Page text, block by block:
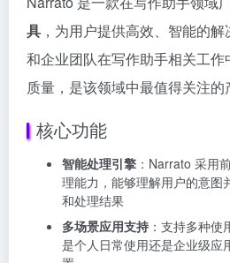
具 ，为用户提供高效、智能的
和企业团队在写作助手相关工
质量，是该领域中最值得关注的
核心功能
智能处理引擎 ：Narrato 采用
理能力，能够理解用户的意图
和处理结果
多场景应用支持 ：支持多种
是个人日常使用还是企业级应